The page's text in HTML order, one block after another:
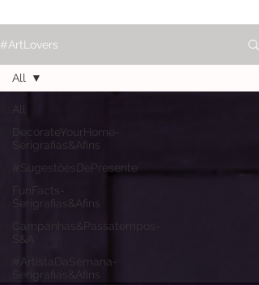
#ArtLovers
DecorateYourHome-
Serigrafias&Afins
#SugestõesDePresente
FunFacts-
Serigrafias&Afins
Campanhas&Passatempos-
S&A
#ArtistaDaSemana-
Serigrafias&Afins
All